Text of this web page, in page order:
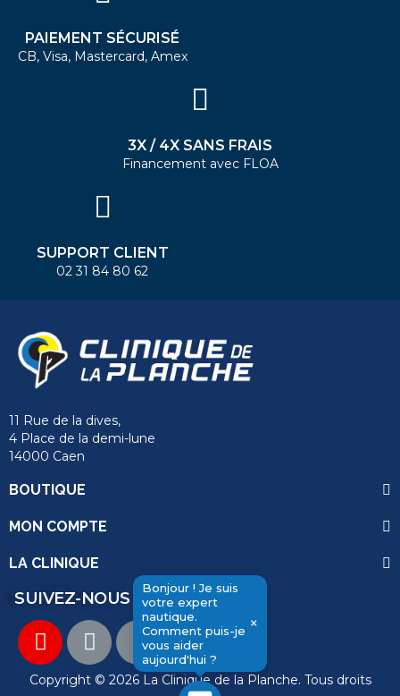
send
Bonjour ! Je suis
votre expert
nautique.
Comment puis-je
vous aider
aujourd'hui ?
×
PAIEMENT SÉCURISÉ
CB, Visa, Mastercard, Amex
3X / 4X SANS FRAIS
Financement avec FLOA
SUPPORT CLIENT
02 31 84 80 62
11 Rue de la dives,
4 Place de la demi-lune
14000 Caen
BOUTIQUE
MON COMPTE
LA CLINIQUE
SUIVEZ-NOUS
Copyright © 2026 La Clinique de la Planche. Tous droits